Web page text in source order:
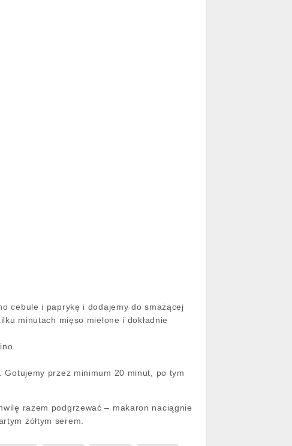
cebule i paprykę i dodajemy do smażącej
minutach mięso mielone i dokładnie
przez minimum 20 minut, po tym
razem podgrzewać – makaron naciągnie
żółtym serem.